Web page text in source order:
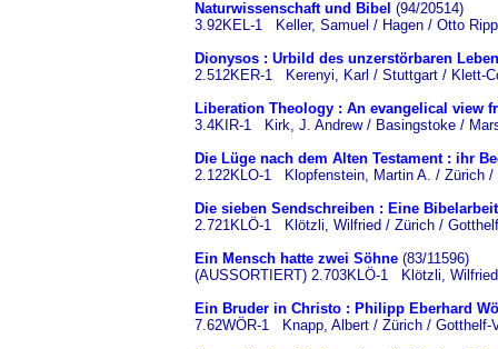
Naturwissenschaft und Bibel (94/20514)
3.92KEL-1 Keller, Samuel / Hagen / Otto
Dionysos : Urbild des unzerstörbaren
2.512KER-1 Kerenyi, Karl / Stuttgart / Klett-
Liberation Theology : An evangelical view
3.4KIR-1 Kirk, J. Andrew / Basingstoke /
Die Lüge nach dem Alten Testament : ihr
2.122KLO-1 Klopfenstein, Martin A. / Zürich /
Die sieben Sendschreiben : Eine
2.721KLÖ-1 Klötzli, Wilfried / Zürich /
Ein Mensch hatte zwei Söhne (83/11596)
(AUSSORTIERT) 2.703KLÖ-1 Klötzli,
Ein Bruder in Christo : Philipp Eberhard
7.62WÖR-1 Knapp, Albert / Zürich / Gotthelf-